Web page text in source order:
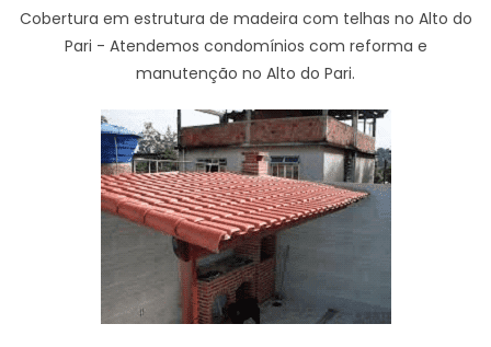
Cobertura em estrutura de madeira com telhas no Alto do
Pari - Atendemos condomínios com reforma e
manutenção no Alto do Pari.